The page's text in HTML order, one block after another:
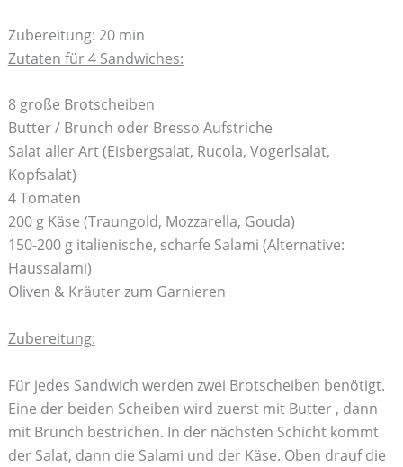
Zubereitung: 20 min
Zutaten für 4 Sandwiches:
8 große Brotscheiben
Butter / Brunch oder Bresso Aufstriche
Salat aller Art (Eisbergsalat, Rucola, Vogerlsalat,
Kopfsalat)
4 Tomaten
200 g Käse (Traungold, Mozzarella, Gouda)
150-200 g italienische, scharfe Salami (Alternative:
Haussalami)
Oliven & Kräuter zum Garnieren
Zubereitung:
Für jedes Sandwich werden zwei Brotscheiben benötigt.
Eine der beiden Scheiben wird zuerst mit Butter , dann
mit Brunch bestrichen. In der nächsten Schicht kommt
der Salat, dann die Salami und der Käse. Oben drauf die